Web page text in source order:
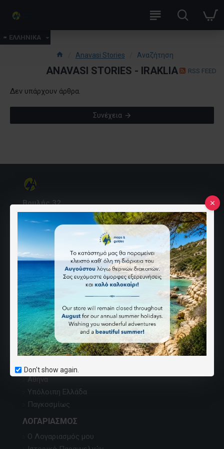
Don't show again.
ΕΛΛΗΝΙΚΑ
Anavasi Stories Αναζήτηση
ANAVASI STORIES - IRAKLIA RSS FEED
Δεν υπάρχουν άρθρα.
Συνέχεια
Βουλής 32
10557 Αθήνα, Ελλάδα
ΑΝΆΒΑΣΗ
Ποιοι Είμαστε
Επικοινωνία
Χάρτης Ιστοσελίδας
Εντοπισμός χαρτών
Κατάλογος εκδόσεων
Όροι Αγορών
Καριέρα
Αθήνα
Υπόλοιπη Ελλάδα
Παγκοσμίως
ΛΟΓΑΡΙΑΣΜΌΣ
Ο Λογαριασμός μου